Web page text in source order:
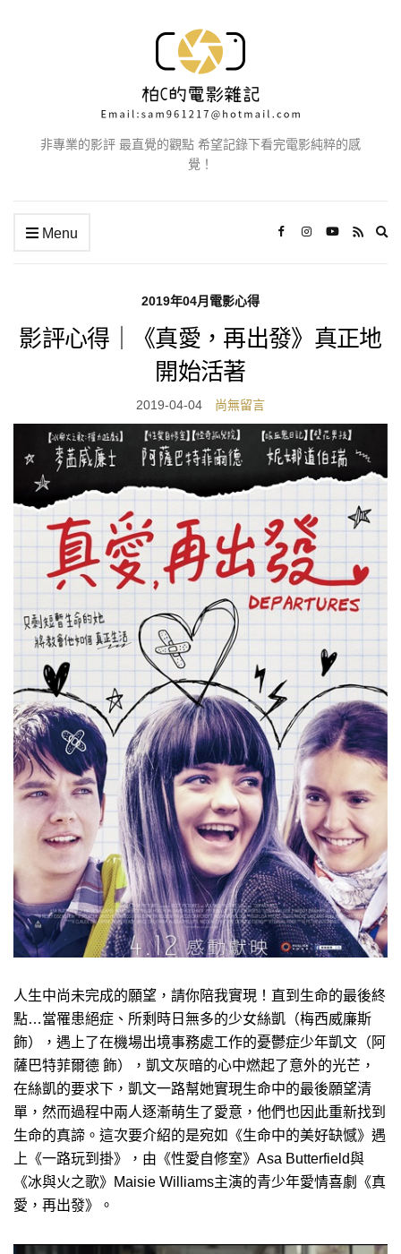
非專業的影評 最直覺的觀點 希望記錄下看完電影純粹的感
覺！
Menu
2019年04月電影心得
影評心得｜《真愛，再出發》真正地
開始活著
2019-04-04 尚無留言
人生中尚未完成的願望，請你陪我實現！直到生命的最後終
點…當罹患絕症、所剩時日無多的少女絲凱（梅西威廉斯
飾），遇上了在機場出境事務處工作的憂鬱症少年凱文（阿
薩巴特菲爾德 飾），凱文灰暗的心中燃起了意外的光芒，
在絲凱的要求下，凱文一路幫她實現生命中的最後願望清
單，然而過程中兩人逐漸萌生了愛意，他們也因此重新找到
生命的真諦。這次要介紹的是宛如《生命中的美好缺憾》遇
上《一路玩到掛》，由《性愛自修室》Asa Butterfield與
《冰與火之歌》Maisie Williams主演的青少年愛情喜劇《真
愛，再出發》。